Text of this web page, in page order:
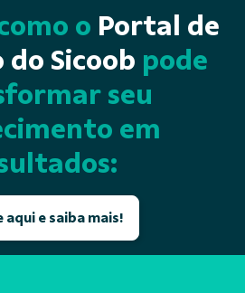
o Portal de
do Sicoob pode
seu
em
aqui e saiba mais!